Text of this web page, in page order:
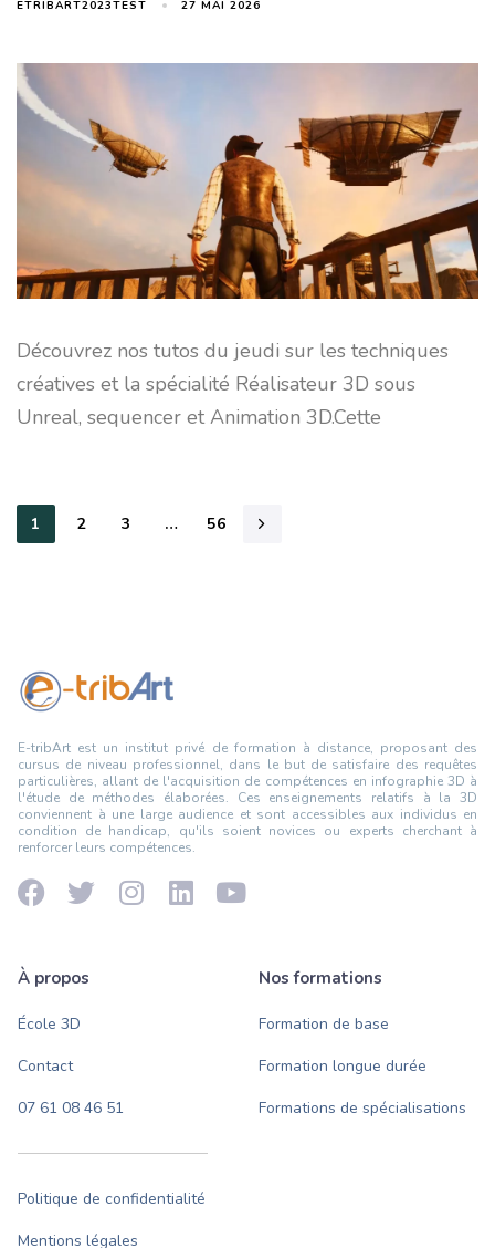
ETRIBART2023TEST 27 MAI 2026
Découvrez nos tutos du jeudi sur les techniques
créatives et la spécialité Réalisateur 3D sous
Unreal, sequencer et Animation 3D.Cette
1 2 3 … 56
E-tribArt est un institut privé de formation à distance, proposant des
cursus de niveau professionnel, dans le but de satisfaire des requêtes
particulières, allant de l'acquisition de compétences en infographie 3D à
l'étude de méthodes élaborées. Ces enseignements relatifs à la 3D
conviennent à une large audience et sont accessibles aux individus en
condition de handicap, qu'ils soient novices ou experts cherchant à
renforcer leurs compétences.
À propos
École 3D
Contact
07 61 08 46 51
Politique de confidentialité
Mentions légales
Nos formations
Formation de base
Formation longue durée
Formations de spécialisations